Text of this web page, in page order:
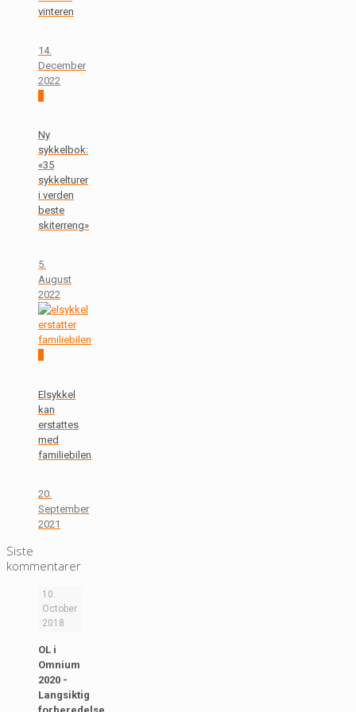
vinteren
14.
December
2022
Ny
sykkelbok:
«35
sykkelturer
i verden
beste
skiterreng»
5.
August
2022
Elsykkel
kan
erstattes
med
familiebilen
20.
September
2021
Siste
kommentarer
10.
October
2018
OL i
Omnium
2020 -
Langsiktig